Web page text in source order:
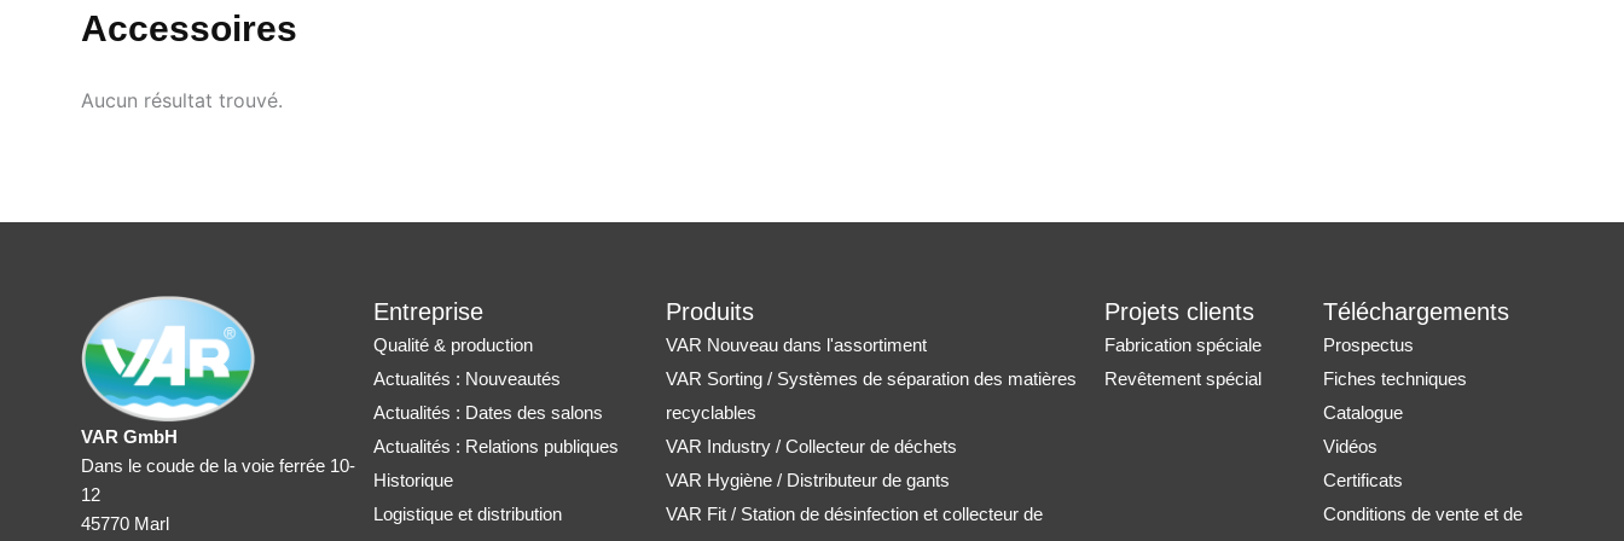
Accessoires
Aucun résultat trouvé.
VAR GmbH
Dans le coude de la voie ferrée 10-
12
45770 Marl
Entreprise
Qualité & production
Actualités : Nouveautés
Actualités : Dates des salons
Actualités : Relations publiques
Historique
Logistique et distribution
Produits
VAR Nouveau dans l'assortiment
VAR Sorting / Systèmes de séparation des matières
recyclables
VAR Industry / Collecteur de déchets
VAR Hygiène / Distributeur de gants
VAR Fit / Station de désinfection et collecteur de
Projets clients
Fabrication spéciale
Revêtement spécial
Téléchargements
Prospectus
Fiches techniques
Catalogue
Vidéos
Certificats
Conditions de vente et de